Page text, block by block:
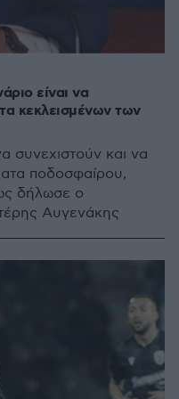
είναι να
κεκλεισμένων των
συνεχιστούν και να
ποδοσφαίρου,
δήλωσε ο
Αυγενάκης